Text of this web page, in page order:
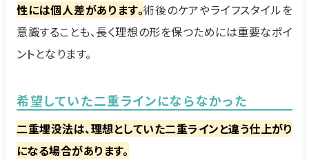
性には個人差があります。術後のケアやライフスタイルを
意識することも、長く理想の形を保つためには重要なポイ
ントとなります。
希望していた二重ラインにならなかった
二重埋没法は、理想としていた二重ラインと違う仕上がり
になる場合があります。